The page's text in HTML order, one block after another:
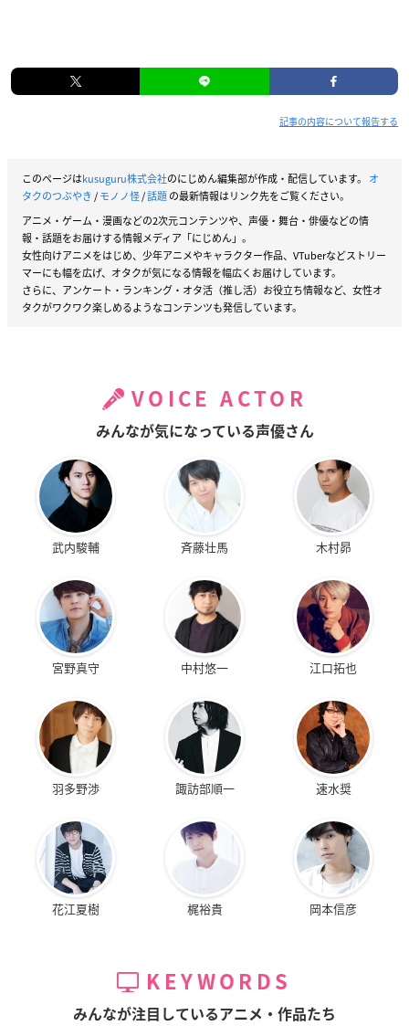
記事の内容について報告する
このページはkusuguru株式会社のにじめん編集部が作成・配信しています。 オ
タクのつぶやき/モノノ怪/話題の最新情報はリンク先をご覧ください。
アニメ・ゲーム・漫画などの2次元コンテンツや、声優・舞台・俳優などの情
報・話題をお届けする情報メディア「にじめん」。
女性向けアニメをはじめ、少年アニメやキャラクター作品、VTuberなどストリー
マーにも幅を広げ、オタクが気になる情報を幅広くお届けしています。
さらに、アンケート・ランキング・オタ活（推し活）お役立ち情報など、女性オ
タクがワクワク楽しめるようなコンテンツも発信しています。
VOICE ACTOR
みんなが気になっている声優さん
武内駿輔 斉藤壮馬 木村昴
宮野真守 中村悠一 江口拓也
羽多野渉 諏訪部順一 速水奨
花江夏樹 梶裕貴 岡本信彦
KEYWORDS
みんなが注目しているアニメ・作品たち